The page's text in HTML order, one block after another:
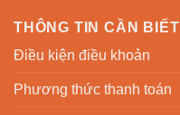
THÔNG TIN CẦN BIẾT
Điều kiện điều khoản
Phương thức thanh toán